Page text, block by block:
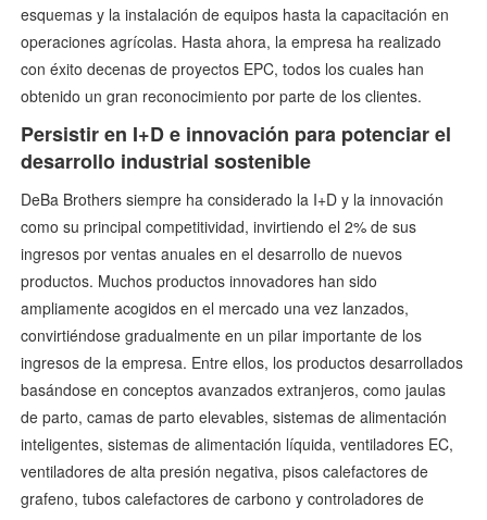
esquemas y la instalación de equipos hasta la capacitación en
operaciones agrícolas. Hasta ahora, la empresa ha realizado
con éxito decenas de proyectos EPC, todos los cuales han
obtenido un gran reconocimiento por parte de los clientes.
Persistir en I+D e innovación para potenciar el
desarrollo industrial sostenible
DeBa Brothers siempre ha considerado la I+D y la innovación
como su principal competitividad, invirtiendo el 2% de sus
ingresos por ventas anuales en el desarrollo de nuevos
productos. Muchos productos innovadores han sido
ampliamente acogidos en el mercado una vez lanzados,
convirtiéndose gradualmente en un pilar importante de los
ingresos de la empresa. Entre ellos, los productos desarrollados
basándose en conceptos avanzados extranjeros, como jaulas
de parto, camas de parto elevables, sistemas de alimentación
inteligentes, sistemas de alimentación líquida, ventiladores EC,
ventiladores de alta presión negativa, pisos calefactores de
grafeno, tubos calefactores de carbono y controladores de